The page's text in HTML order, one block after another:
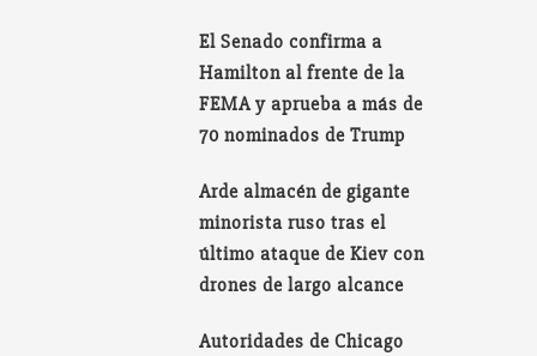
El Senado confirma a
Hamilton al frente de la
FEMA y aprueba a más de
70 nominados de Trump
Arde almacén de gigante
minorista ruso tras el
último ataque de Kiev con
drones de largo alcance
Autoridades de Chicago